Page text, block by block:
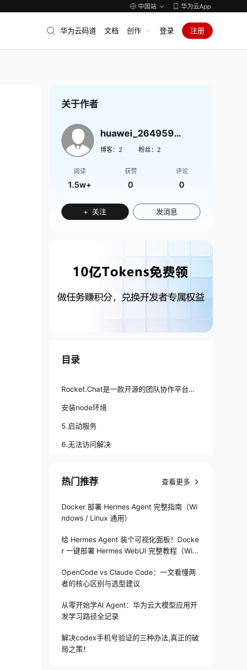
中国站 华为云App
华为云码道 文档 创作 登录 注册
关于作者
huawei_2649597846
博客： 2 粉丝： 2
阅读
1.5w+
获赞
0
评论
0
+ 关注 发消息
目录
Rocket.Chat是一款开源的团队协作平台，
提供了实时聊天、文件共享、视频会议、群
组聊天等功能，可以帮助团队成员之间进行
安装node环境
5.启动服务
6.无法访问解决
热门推荐 查看更多
Docker 部署 Hermes Agent 完整指南（Wi
ndows / Linux 通用）
给 Hermes Agent 装个可视化面板！Docke
r 一键部署 Hermes WebUI 完整教程（Win
OpenCode vs Claude Code：一文看懂两
者的核心区别与选型建议
从零开始学AI Agent：华为云大模型应用开
发学习路径全记录
解决codex手机号验证的三种办法,真正的破
局之策！